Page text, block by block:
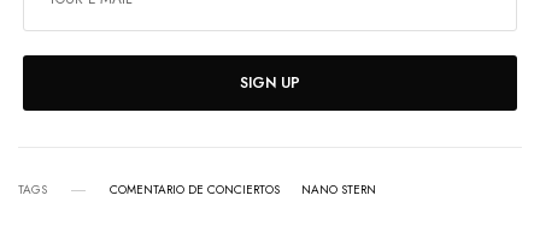
SIGN UP
TAGS COMENTARIO DE CONCIERTOS NANO STERN